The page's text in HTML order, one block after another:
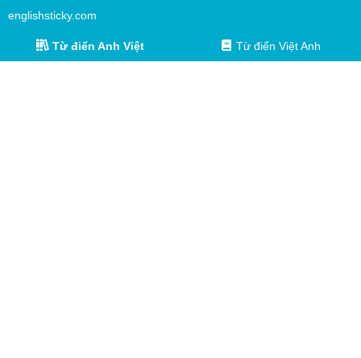
englishsticky.com
Từ điển Anh Việt Từ điển Việt Anh